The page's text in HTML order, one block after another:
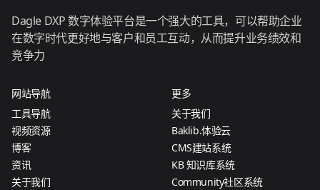
Dagle DXP 数字体验平台是一个强大的工具，可以帮助企业
在数字时代更好地与客户和员工互动，从而提升业务绩效和
竞争力
网站导航
工具导航
视频资源
博客
资讯
关于我们
更多
关于我们
Baklib.体验云
CMS建站系统
KB 知识库系统
Community社区系统